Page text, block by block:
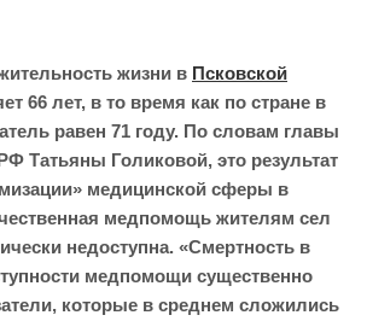
жизни в Псковской
66 лет, в то время как по стране в
равен 71 году. По словам главы
Татьяны Голиковой, это результат
медицинской сферы в
медпомощь жителям сел
недоступна. «Смертность в
медпомощи существенно
которые в среднем сложились